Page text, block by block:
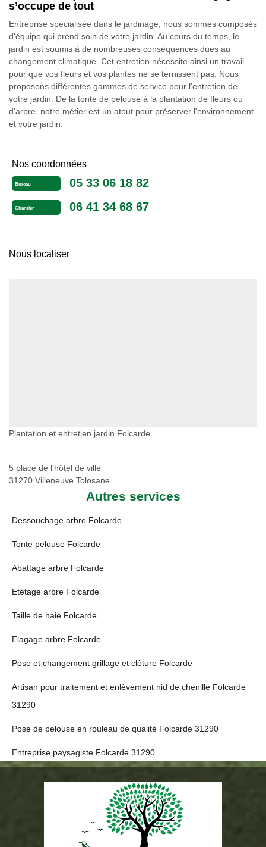
s’occupe de tout
Entreprise spécialisée dans le jardinage, nous sommes composés
d'équipe qui prend soin de votre jardin. Au cours du temps, le
jardin est soumis à de nombreuses conséquences dues au
changement climatique. Cet entretien nécessite ainsi un travail
pour que vos fleurs et vos plantes ne se ternissent pas. Nous
proposons différentes gammes de service pour l'entretien de
votre jardin. De la tonte de pelouse à la plantation de fleurs ou
d'arbre, notre métier est un atout pour préserver l'environnement
et votre jardin.
Nos coordonnées
Bureau 05 33 06 18 82
Chantier 06 41 34 68 67
Nous localiser
Plantation et entretien jardin Folcarde
5 place de l'hôtel de ville
31270 Villeneuve Tolosane
Autres services
Dessouchage arbre Folcarde
Tonte pelouse Folcarde
Abattage arbre Folcarde
Etêtage arbre Folcarde
Taille de haie Folcarde
Elagage arbre Folcarde
Pose et changement grillage et clôture Folcarde
Artisan pour traitement et enlèvement nid de chenille Folcarde
31290
Pose de pelouse en rouleau de qualité Folcarde 31290
Entreprise paysagiste Folcarde 31290